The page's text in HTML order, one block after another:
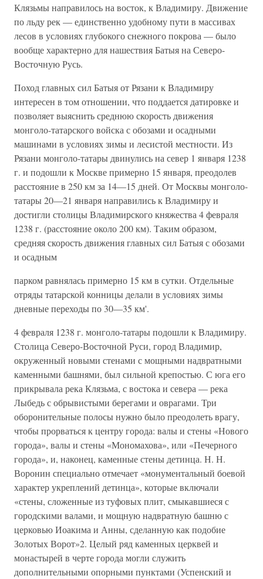
Клязьмы направилось на восток, к Владимиру. Движение
по льду рек — единственно удобному пути в массивах
лесов в условиях глубокого снеж­ного покрова — было
вообще характерно для нашествия Батыя на Северо-
Восточную Русь.
Поход главных сил Батыя от Рязани к Владимиру
интересен в том отношении, что поддается датировке и
позволяет выяснить среднюю ско­рость движения
монголо-татарского войска с обозами и осадными
машина­ми в условиях зимы и лесистой местности. Из
Рязани монголо-татары дви­нулись на север 1 января 1238
г. и подошли к Москве примерно 15 января, преодолев
расстояние в 250 км за 14—15 дней. От Москвы монголо-
татары 20—21 января направились к Владимиру и
достигли столицы Владимир­ского княжества 4 февраля
1238 г. (расстояние около 200 км). Таким об­разом,
средняя скорость движения главных сил Батыя с обозами
и осадным
парком равнялась примерно 15 км в сутки. Отдельные
отряды татарской конницы делали в условиях зимы
дневные переходы по 30—35 км'.
4 февраля 1238 г. монголо-татары подошли к Владимиру.
Столица Северо-Восточной Руси, город Владимир,
окруженный новыми стенами с мощными надвратными
каменными башнями, был сильной крепостью. С юга его
прикрывала река Клязьма, с востока и севера — река
Лыбедь с обрывистыми берегами и оврагами. Три
оборонительные полосы нужно бы­ло преодолеть врагу,
чтобы прорваться к центру города: валы и стены «Нового
города», валы и стены «Мономахова», или «Печерного
города», и, наконец, каменные стены детинца. Н. Н.
Воронин специально отмечает «монументальный боевой
характер укреплений детинца», которые включали
«стены, сложенные из туфовых плит, смыкавшиеся с
городскими валами, и мощную надвратную башню с
церковью Иоакима и Анны, сделанную как подобие
Золотых Ворот»2. Целый ряд каменных церквей и
монастырей в черте города могли служить
дополнительными опорными пунктами (Успенский и